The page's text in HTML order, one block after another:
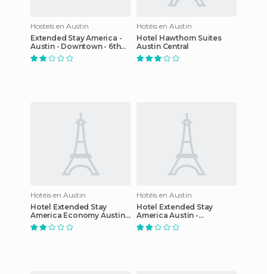
Hostels en Austin
Extended Stay America -
Austin - Downtown - 6th
St.
Hotéis en Austin
Hotel Hawthorn Suites
Austin Central
Hotéis en Austin
Hotel Extended Stay
America Economy Austin -
Round Rock - North
Hotéis en Austin
Hotel Extended Stay
America Austin -
Arboretum